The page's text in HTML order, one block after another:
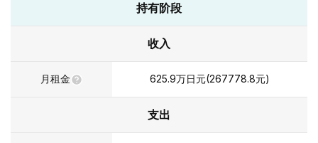
持有阶段
收入
月租金 625.9万日元(267778.8元)
支出